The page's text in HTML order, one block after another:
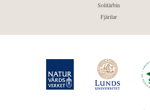
Solitärbin
Fjärilar